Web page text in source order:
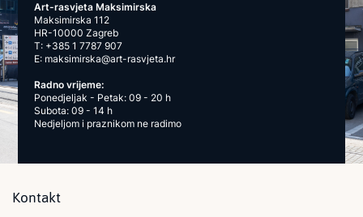
Art-rasvjeta Maksimirska
Maksimirska 112
HR-10000 Zagreb
T: +385 1 7787 907
E: maksimirska@art-rasvjeta.hr
Radno vrijeme:
Ponedjeljak - Petak: 09 - 20 h
Subota: 09 - 14 h
Nedjeljom i praznikom ne radimo
Kontakt